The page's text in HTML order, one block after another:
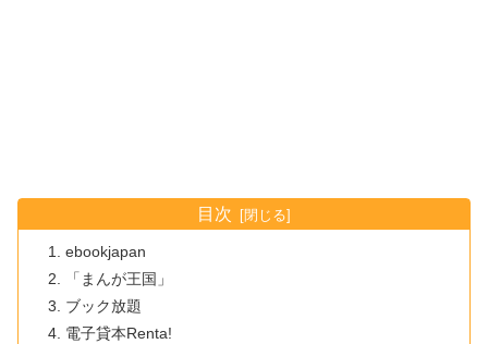
目次
ebookjapan
「まんが王国」
ブック放題
電子貸本Renta!